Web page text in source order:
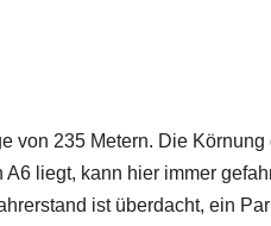
von 235 Metern. Die
liegt, kann hier immer
ist überdacht, ein